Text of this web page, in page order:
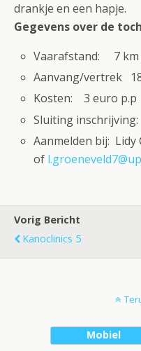
drankje en een hapje.
Gegevens over de
Vaarafstand: 7 km
Aanvang/vertrek
Kosten: 3 euro p.p
Sluiting
Aanmelden bij:
of
Vorig Bericht
Kanoclinics 5
Mobiel